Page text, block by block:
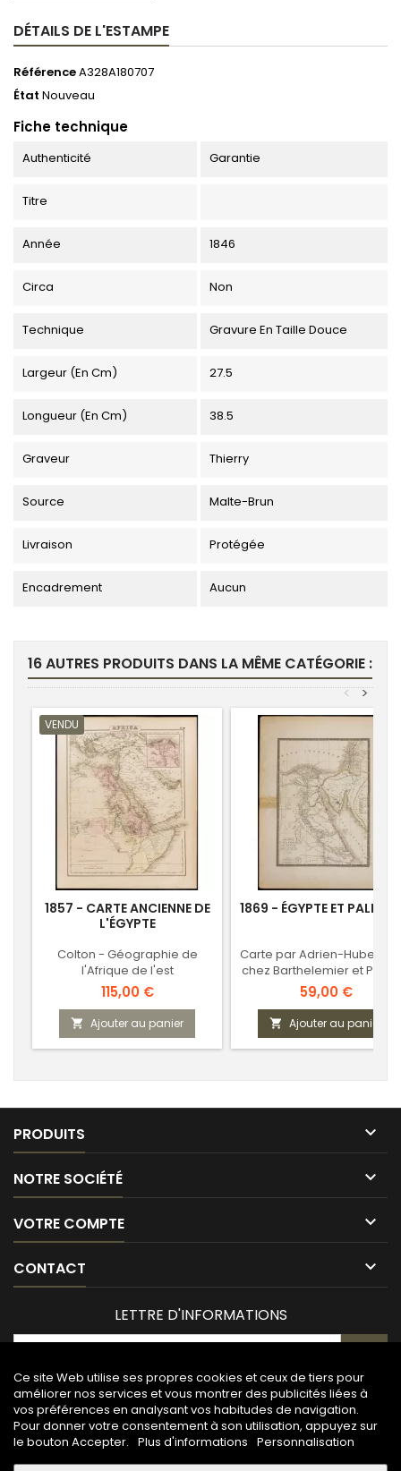
DÉTAILS DE L'ESTAMPE
RéférenceA328A180707
État Nouveau
Fiche technique
Authenticité Garantie
Titre
Année 1846
Circa Non
Technique Gravure En Taille Douce
Largeur (en Cm) 27.5
Longueur (en Cm) 38.5
Graveur Thierry
Source Malte-Brun
Livraison Protégée
Encadrement Aucun
16 AUTRES PRODUITS DANS LA MÊME CATÉGORIE :
>
<
VENDU
1857 - CARTE ANCIENNE DE
L'ÉGYPTE
Colton - Géographie de
l'Afrique de l'est
Prix
115,00 €
 Ajouter au panier
1869 - ÉGYPTE ET
Carte par Adrien-Hubert
chez Barthelemier et
Prix
59,00 €
 Ajouter au panier
PRODUITS 
NOTRE SOCIÉTÉ 
VOTRE COMPTE 
CONTACT 
Ce site Web utilise ses propres cookies et ceux de tiers pour
améliorer nos services et vous montrer des publicités liées à
vos préférences en analysant vos habitudes de navigation.
Pour donner votre consentement à son utilisation, appuyez sur
le bouton Accepter. Plus d'informations Personnalisation
LETTRE D'INFORMATIONS